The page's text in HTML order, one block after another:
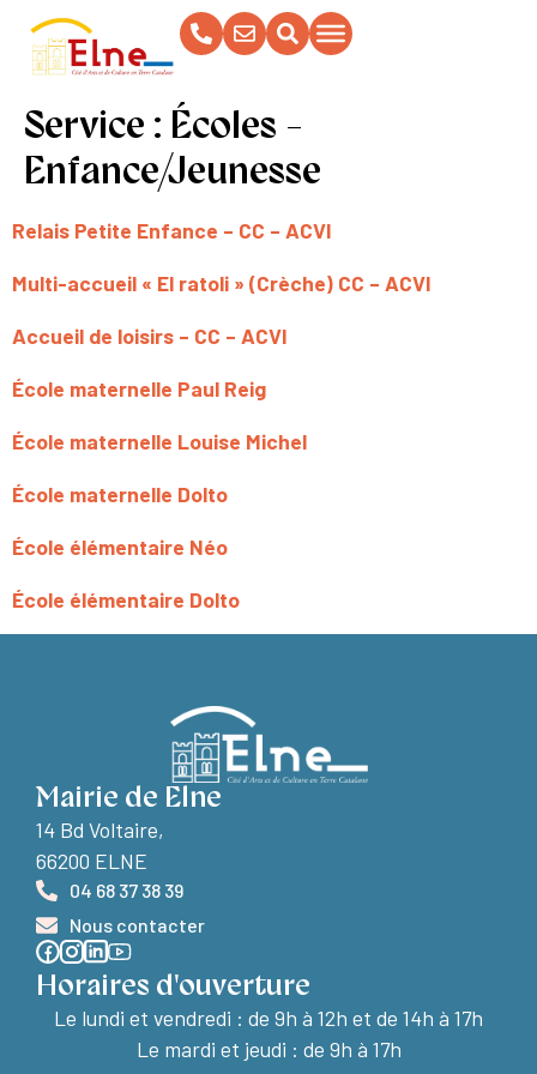
principal
Service : Écoles -
Enfance/Jeunesse
Relais Petite Enfance – CC – ACVI
Multi-accueil « El ratoli » (Crèche) CC – ACVI
Accueil de loisirs – CC – ACVI
École maternelle Paul Reig
École maternelle Louise Michel
École maternelle Dolto
École élémentaire Néo
École élémentaire Dolto
Mairie de Elne
14 Bd Voltaire,
66200 ELNE
04 68 37 38 39
Nous contacter
Horaires d'ouverture
Le lundi et vendredi : de 9h à 12h et de 14h à 17h
Le mardi et jeudi : de 9h à 17h